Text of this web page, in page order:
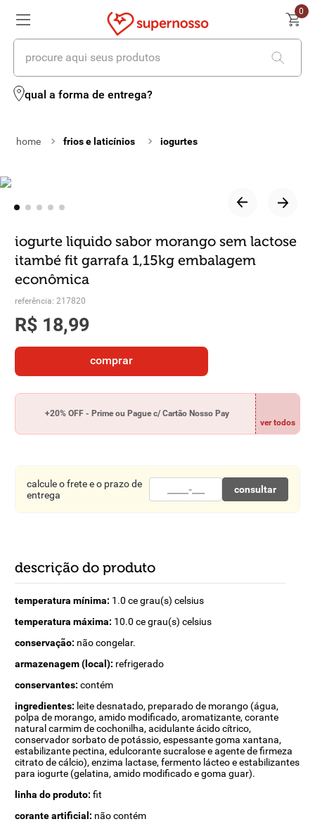
0
procure aqui seus produtos
qual a forma de entrega?
frios e laticínios iogurtes
iogurte liquido sabor morango sem lactose
itambé fit garrafa 1,15kg embalagem
econômica
referência: 217820
R$ 18,99
comprar
+20% OFF - Prime ou Pague c/ Cartão Nosso Pay
ver todos
calcule o frete e o prazo de
entrega
consultar
descrição do produto
temperatura mínima: 1.0 ce grau(s) celsius
temperatura máxima: 10.0 ce grau(s) celsius
conservação: não congelar.
armazenagem (local): refrigerado
conservantes: contém
ingredientes: leite desnatado, preparado de morango (água,
polpa de morango, amido modificado, aromatizante, corante
natural carmim de cochonilha, acidulante ácido cítrico,
conservador sorbato de potássio, espessante goma xantana,
estabilizante pectina, edulcorante sucralose e agente de firmeza
citrato de cálcio), enzima lactase, fermento lácteo e estabilizantes
para iogurte (gelatina, amido modificado e goma guar).
linha do produto: fit
corante artificial: não contém
termos mais buscados
2º leite
º iogurte
vinhos
6º biscoito
8º detergente